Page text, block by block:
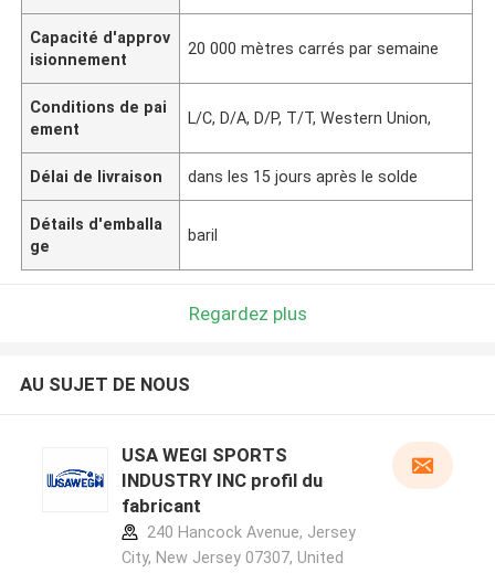
Capacité d'approv
isionnement
20 000 mètres carrés par semaine
Conditions de pai
ement
L/C, D/A, D/P, T/T, Western Union,
Délai de livraison dans les 15 jours après le solde
Détails d'emballa
ge
baril
Regardez plus
AU SUJET DE NOUS
USA WEGI SPORTS
INDUSTRY INC profil du
fabricant
240 Hancock Avenue, Jersey
City, New Jersey 07307, United